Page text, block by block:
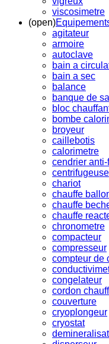
viscosimetre
(open)
agitateur
armoire
autoclave
bain a
bain a sec
balance
banque de
bloc
bombe
broyeur
caillebotis
calorimetre
cendrier anti-
centrifugeuse
chariot
chauffe
chauffe
chauffe
chronometre
compacteur
compresseur
compteur de
congelateur
cordon
couverture
cryoplongeur
cryostat